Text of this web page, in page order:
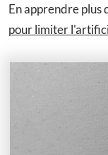
En apprendre plus
pour limiter